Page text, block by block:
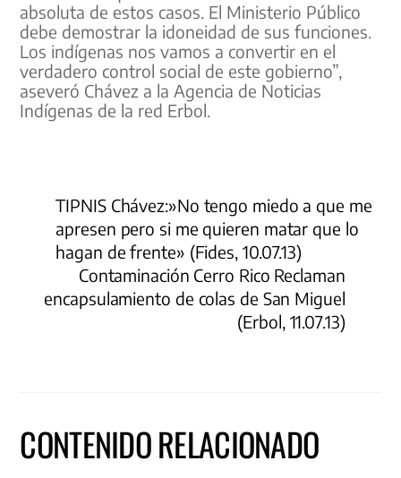
absoluta de estos casos. El Ministerio Público
debe demostrar la idoneidad de sus funciones.
Los indígenas nos vamos a convertir en el
verdadero control social de este gobierno”,
aseveró Chávez a la Agencia de Noticias
Indígenas de la red Erbol.
TIPNIS Chávez:»No tengo miedo a que me
apresen pero si me quieren matar que lo
hagan de frente» (Fides, 10.07.13)
Contaminación Cerro Rico Reclaman
encapsulamiento de colas de San Miguel
(Erbol, 11.07.13)
CONTENIDO RELACIONADO